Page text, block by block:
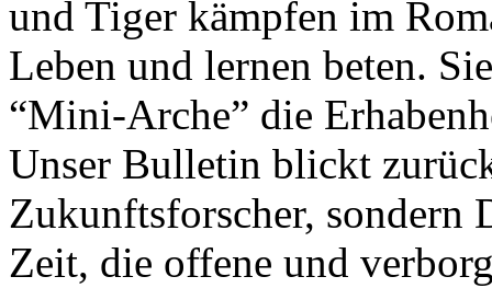
und Tiger kämpfen im
Leben und lernen beten.
“Mini-Arche” die
Unser Bulletin blickt
Zukunftsforscher, sondern
Zeit, die offene und